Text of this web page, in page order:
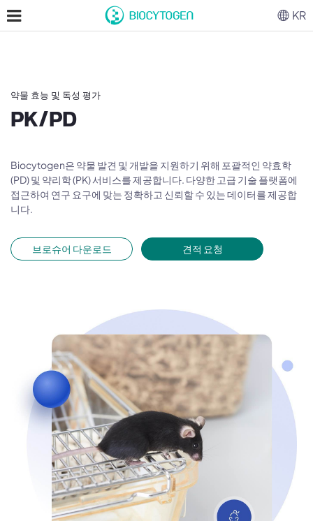
약물 효능 및 독성 평가
PK/PD
Biocytogen은 약물 발견 및 개발을 지원하기 위해 포괄적인 약효학
(PD) 및 약리학 (PK) 서비스를 제공합니다. 다양한 고급 기술 플랫폼에
접근하여 연구 요구에 맞는 정확하고 신뢰할 수 있는 데이터를 제공합
니다.
브로슈어 다운로드 견적 요청
KR